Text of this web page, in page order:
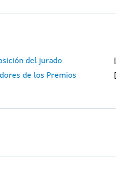
del jurado
de los Premios